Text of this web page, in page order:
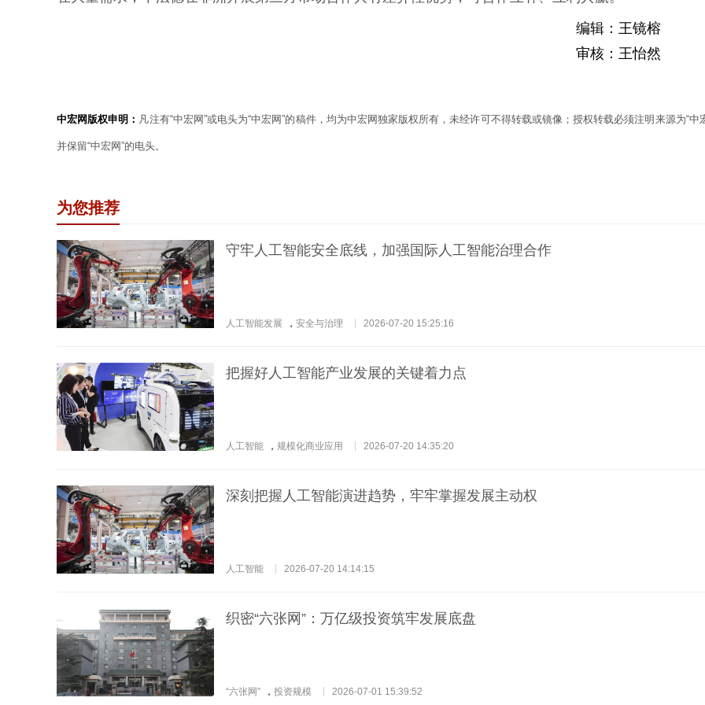
编辑：王镜榕
审核：王怡然
中宏网版权申明： 凡注有“中宏网”或电头为“中宏网”的稿件，均为中宏网独家版权所有，未经许可不得转载或镜像；授权转载必须注明来源为“中
并保留“中宏网”的电头。
为您推荐
守牢人工智能安全底线，加强国际人工智能治理合作
人工智能发展 ， 安全与治理 2026-07-20 15:25:16
把握好人工智能产业发展的关键着力点
人工智能 ， 规模化商业应用 2026-07-20 14:35:20
深刻把握人工智能演进趋势，牢牢掌握发展主动权
人工智能 2026-07-20 14:14:15
织密“六张网”：万亿级投资筑牢发展底盘
“六张网” ， 投资规模 2026-07-01 15:39:52